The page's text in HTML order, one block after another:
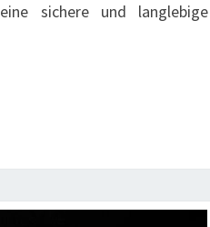
sichere und langlebige